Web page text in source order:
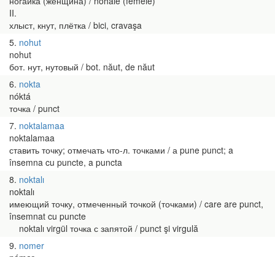
II.
хлыст, кнут, плётка / bici, cravaşa
5 nohut
nohut
бот. нут, нутовый / bot. năut, de năut
6 nokta
nóktá
точка / punct
7 noktalamaa
noktalamaa
ставить точку; отмечать что-л. точками / а pune punct; a
însemna cu puncte, a puncta
8 noktalı
noktalı
имеющий точку, отмеченный точкой (точками) / care are punct,
însemnat cu puncte
noktalı virgül точка с запятой / punct şi virgulă
9 nomer